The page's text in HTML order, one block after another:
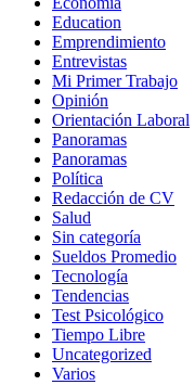
Education
Emprendimiento
Entrevistas
Mi Primer Trabajo
Opinión
Orientación Laboral
Panoramas
Panoramas
Política
Redacción de CV
Salud
Sin categoría
Sueldos Promedio
Tecnología
Tendencias
Test Psicológico
Tiempo Libre
Uncategorized
Varios